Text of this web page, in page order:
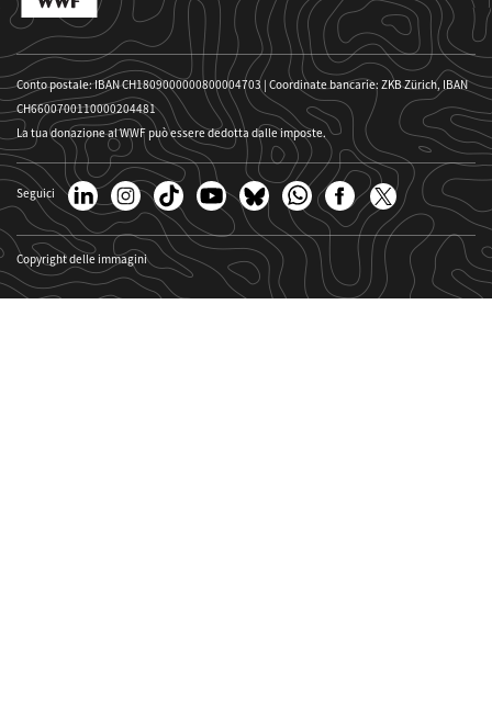
Conto postale: IBAN CH1809000000800004703 | Coordinate bancarie: ZKB Zürich, IBAN
CH6600700110000204481
La tua donazione al WWF può essere dedotta dalle imposte.
Seguici
Copyright delle immagini